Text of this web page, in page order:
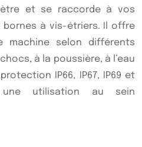
et se raccorde à vos
bornes à vis-étriers. Il offre
machine selon différents
à la poussière, à l’eau
IP66, IP67, IP69 et
utilisation au sein